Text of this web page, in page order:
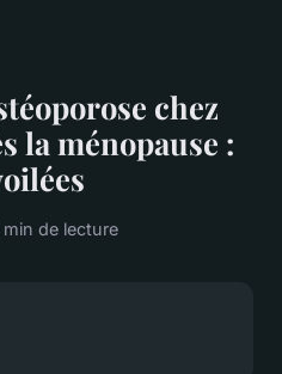
chez
la ménopause :
min de lecture